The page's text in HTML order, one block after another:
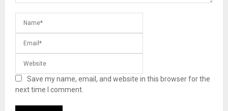
Save my name, email, and website in this browser for the
next time I comment.